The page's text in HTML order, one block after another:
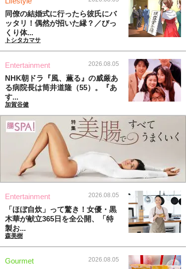
同僚の結婚式に行ったら彼氏にバ
ッタリ！偶然が招いた縁？／びっ
くり体...
トシタカマサ
Entertainment 2026.08.05
NHK朝ドラ『風、薫る』の威厳あ
る病院長は筒井道隆（55）。『あ
す...
加賀谷健
Entertainment 2026.08.05
「ほぼ自炊」って驚き！女優・黒
木華が献立365日を全公開、「特
製お...
森美樹
Gourmet 2026.08.05